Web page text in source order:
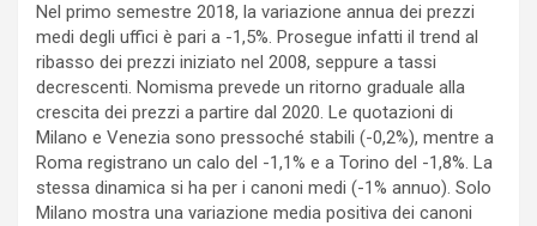
Nel primo semestre 2018, la variazione annua dei prezzi
medi degli uffici è pari a -1,5%. Prosegue infatti il trend al
ribasso dei prezzi iniziato nel 2008, seppure a tassi
decrescenti. Nomisma prevede un ritorno graduale alla
crescita dei prezzi a partire dal 2020. Le quotazioni di
Milano e Venezia sono pressoché stabili (-0,2%), mentre a
Roma registrano un calo del -1,1% e a Torino del -1,8%. La
stessa dinamica si ha per i canoni medi (-1% annuo). Solo
Milano mostra una variazione media positiva dei canoni